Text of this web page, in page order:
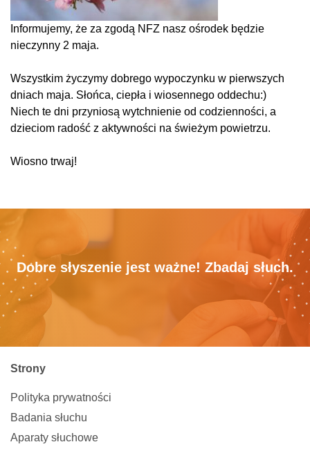
Informujemy, że za zgodą NFZ nasz ośrodek będzie
nieczynny 2 maja.
Wszystkim życzymy dobrego wypoczynku w pierwszych
dniach maja. Słońca, ciepła i wiosennego oddechu:)
Niech te dni przyniosą wytchnienie od codzienności, a
dzieciom radość z aktywności na świeżym powietrzu.
Wiosno trwaj!
Dobre słyszenie jest ważne! Zbadaj słuch.
Strony
Polityka prywatności
Badania słuchu
Aparaty słuchowe